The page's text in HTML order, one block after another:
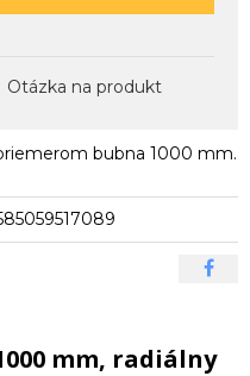
Otázka na produkt
bubna 1000 mm.
mm, radiálny